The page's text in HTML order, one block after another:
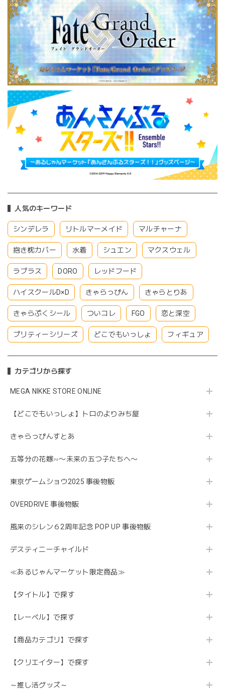
人気のキーワード
シンデレラ リトルマーメイド マルチャーナ
抱き枕カバー 水着 シュエン マクスウェル
ラプラス DORO レッドフード
ハイスクールD×D きゃらっぴん きゃらとりあ
きゃらぷくシール ついコレ FGO 恋と深空
プリティーシリーズ どこでもいっしょ フィギュア
カテゴリから探す
MEGA NIKKE STORE ONLINE
【どこでもいっしょ】トロのよりみち屋
きゃらっぴんすとあ
五等分の花嫁∽〜未来の五つ子たちへ〜
東京ゲームショウ2025 事後物販
OVERDRIVE 事後物販
風来のシレン６2周年記念 POP UP 事後物販
デスティニーチャイルド
≪あるじゃんマーケット限定商品≫
【タイトル】で探す
【レーベル】で探す
【商品カテゴリ】で探す
【クリエイター】で探す
～推し活グッズ～